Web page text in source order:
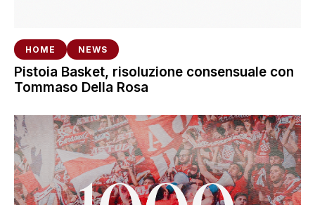
HOME NEWS
Pistoia Basket, risoluzione consensuale con
Tommaso Della Rosa